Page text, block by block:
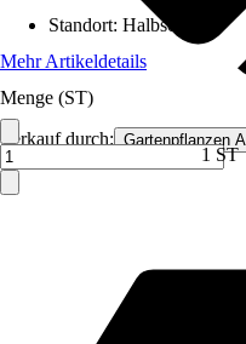
Verkauf durch: Gartenpflanzen
Standort: Halbschatten
Mehr Artikeldetails
Menge (ST)
1 ST